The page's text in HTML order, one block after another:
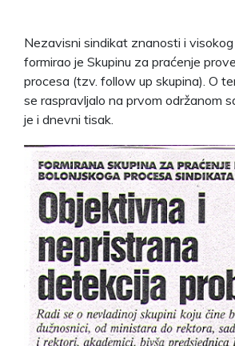
Nezavisni sindikat znanosti i
formirao je Skupinu za praćenje
procesa (tzv. follow up skupina). O
se raspravljalo na prvom održanom
je i dnevni tisak.